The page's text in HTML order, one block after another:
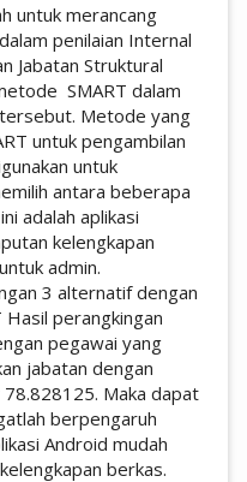
untuk merancang
penilaian Internal
Jabatan Struktural
SMART dalam
Metode yang
untuk pengambilan
untuk
antara beberapa
adalah aplikasi
kelengkapan
admin.
3 alternatif dengan
perangkingan
pegawai yang
jabatan dengan
Maka dapat
berpengaruh
Android mudah
berkas.